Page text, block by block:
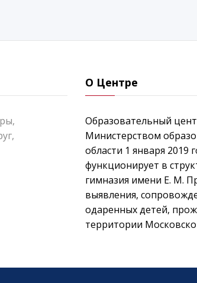
О Центре
Образовательный
Министерством
области 1 января 2019
функционирует в
гимназия имени Е. М.
выявления,
одаренных детей,
территории